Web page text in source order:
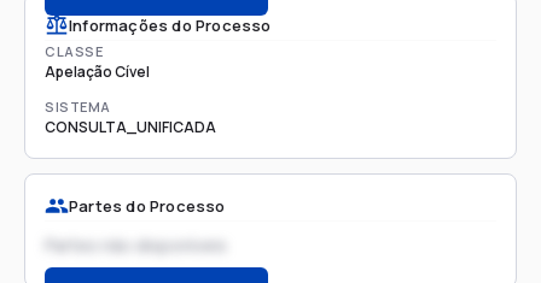
Informações do Processo
CLASSE
Apelação Cível
SISTEMA
CONSULTA_UNIFICADA
Partes do Processo
Partes não disponíveis